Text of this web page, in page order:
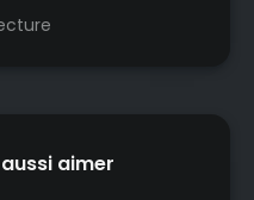
aimer